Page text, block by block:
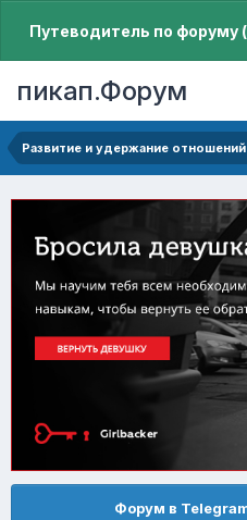
Путеводитель по форуму
пикап.Форум
Pазвитие и удержание
Форум в